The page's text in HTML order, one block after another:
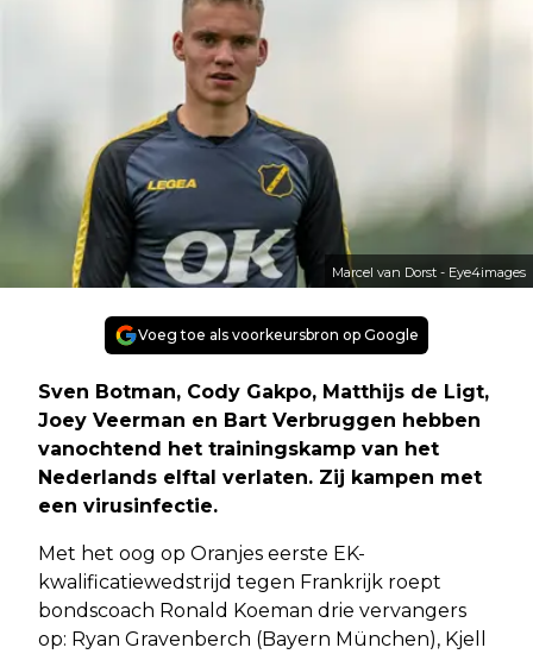
Marcel van Dorst - Eye4images
Voeg toe als voorkeursbron op Google
Sven Botman, Cody Gakpo, Matthijs de Ligt,
Joey Veerman en Bart Verbruggen hebben
vanochtend het trainingskamp van het
Nederlands elftal verlaten. Zij kampen met
een virusinfectie.
Met het oog op Oranjes eerste EK-
kwalificatiewedstrijd tegen Frankrijk roept
bondscoach Ronald Koeman drie vervangers
op: Ryan Gravenberch (Bayern München), Kjell